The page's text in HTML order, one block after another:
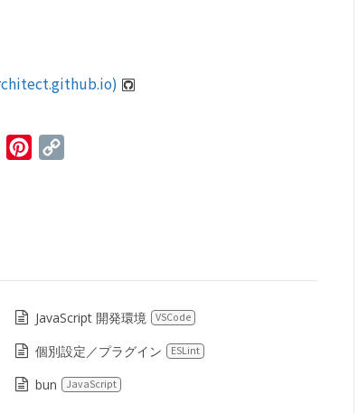
PocketPinterest
JavaScript 開発環境 VSCode
個別設定／プラグイン ESLint
bun JavaScript